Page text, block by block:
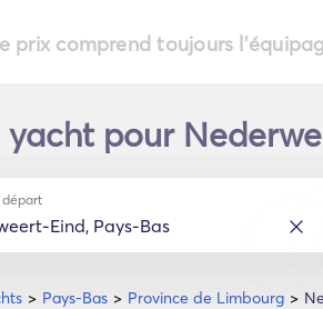
prix comprend toujours
yacht pour
Pays-Bas Province de Limbourg
départ